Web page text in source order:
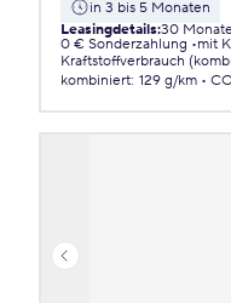
in 3 bis 5 Monaten
Leasingdetails:30 Monate
0 € Sonderzahlung
mit
Kraftstoffverbrauch
kombiniert: 129 g/km